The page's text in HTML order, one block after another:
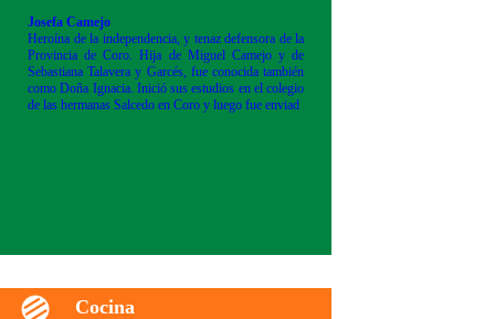
Josefa Camejo
Heroína de la independencia, y tenaz defensora de la
Provincia de Coro. Hija de Miguel Camejo y de
Sebastiana Talavera y Garcés, fue conocida también
como Doña Ignacia. Inició sus estudios en el colegio
de las hermanas Salcedo en Coro y luego fue enviad
Cocina